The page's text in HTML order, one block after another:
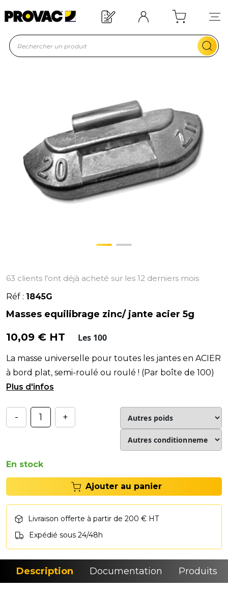
Offre de bienvenue : 20€ offerts !
En savoir plus
63 clients l'ont déjà acheté sur les 12 derniers mois
Réf : 1845G
Masses equilibrage zinc/ jante acier 5g
10,09 € HT Les 100
La masse universelle pour toutes les jantes en ACIER
à bord plat, semi-roulé ou roulé ! (Par boîte de 100)
✔️ 2 cames pour verrouiller
- +
En stock
Ajouter au panier
Livraison offerte à partir de 200 € HT
Expédié sous 24/48h
Description Documentation Produits